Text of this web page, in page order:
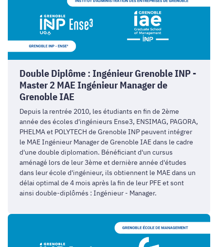
Ingénieur
Grenoble
INP
-
Master
MAE
Ingénieur
Manager
Grenoble
IAE
Double Diplôme : Ingénieur Grenoble INP -
Master 2 MAE Ingénieur Manager de
Grenoble IAE
Depuis la rentrée 2010, les étudiants en fin de 2ème
année des écoles d'ingénieurs Ense3, ENSIMAG, PAGORA,
PHELMA et POLYTECH de Grenoble INP peuvent intégrer
le MAE Ingénieur Manager de Grenoble IAE dans le cadre
d'une double diplomation. Bénéficiant d'un cursus
aménagé lors de leur 3ème et dernière année d'études
dans leur école d'ingénieur, ils obtiennent le MAE dans un
délai optimal de 4 mois après la fin de leur PFE et sont
ainsi double-diplômés : Ingénieur - Manager.
Double